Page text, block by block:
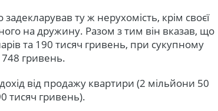
ту ж нерухомість, крім своєї
на дружину. Разом з тим він вказав, що
та 190 тисяч гривень, при сукупному
748 гривень.
від продажу квартири (2 мільйони 50
тисяч гривень).